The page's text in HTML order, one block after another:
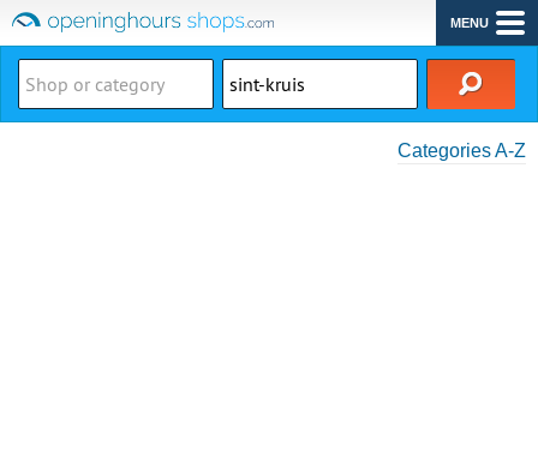
MENU
Categories A-Z